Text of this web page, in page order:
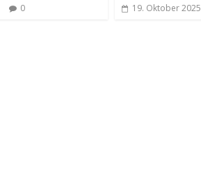
0 19. Oktober 2025